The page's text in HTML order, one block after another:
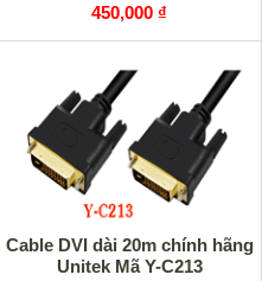
450,000 ₫
Cable DVI dài 20m chính hãng
Unitek Mã Y-C213